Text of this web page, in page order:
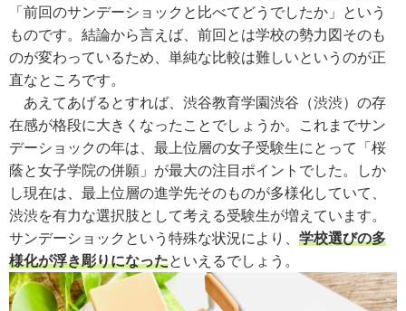
「前回のサンデーショックと比べてどうでしたか」という
ものです。結論から言えば、前回とは学校の勢力図そのも
のが変わっているため、単純な比較は難しいというのが正
直なところです。
あえてあげるとすれば、渋谷教育学園渋谷（渋渋）の存
在感が格段に大きくなったことでしょうか。これまでサン
デーショックの年は、最上位層の女子受験生にとって「桜
蔭と女子学院の併願」が最大の注目ポイントでした。しか
し現在は、最上位層の進学先そのものが多様化していて、
渋渋を有力な選択肢として考える受験生が増えています。
サンデーショックという特殊な状況により、 学校選びの多
様化が浮き彫りになったといえるでしょう。